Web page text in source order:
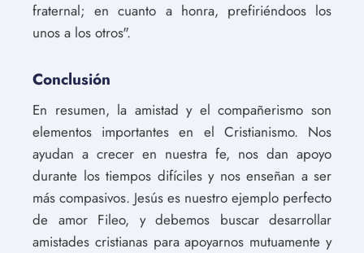
fraternal; en cuanto a honra, prefiriéndoos los
unos a los otros".
Conclusión
En resumen, la amistad y el compañerismo son
elementos importantes en el Cristianismo. Nos
ayudan a crecer en nuestra fe, nos dan apoyo
durante los tiempos difíciles y nos enseñan a ser
más compasivos. Jesús es nuestro ejemplo perfecto
de amor Fileo, y debemos buscar desarrollar
amistades cristianas para apoyarnos mutuamente y